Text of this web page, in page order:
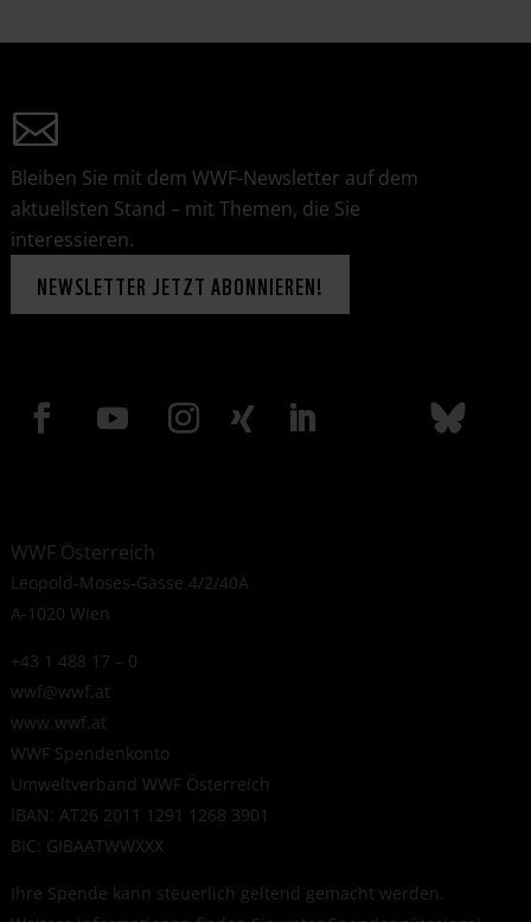
Bleiben Sie mit dem WWF-Newsletter auf dem
aktuellsten Stand – mit Themen, die Sie
interessieren.
NEWSLETTER JETZT ABONNIEREN!
WWF Österreich
Leopold-Moses-Gasse 4/2/40A
A-1020 Wien
+43 1 488 17 – 0
wwf@wwf.at
www.wwf.at
WWF Spendenkonto
Umweltverband WWF Österreich
IBAN: AT26 2011 1291 1268 3901
BIC: GIBAATWWXXX
Ihre Spende kann steuerlich geltend gemacht werden.